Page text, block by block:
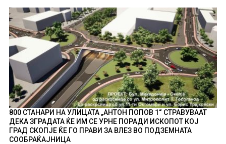
800 СТАНАРИ НА УЛИЦАТА „АНТОН ПОПОВ 1“ СТРАВУВААТ
ДЕКА ЗГРАДАТА ЌЕ ИМ СЕ УРНЕ ПОРАДИ ИСКОПОТ КОЈ
ГРАД СКОПЈЕ ЌЕ ГО ПРАВИ ЗА ВЛЕЗ ВО ПОДЗЕМНАТА
СООБРАЌАЈНИЦА